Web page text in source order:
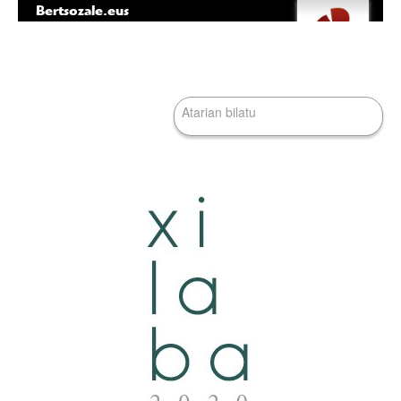
Bertsozale.eus
Bilatu atarian